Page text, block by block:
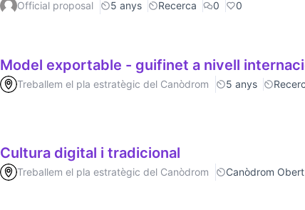
Official proposal 5 anys Recerca 0 0
Model exportable - guifinet a nivell
Treballem el pla estratègic del Canòdrom 5 anys
Cultura digital i tradicional
Treballem el pla estratègic del Canòdrom Canòdrom Obert